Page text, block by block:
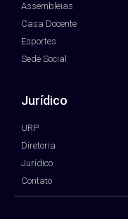
Assembleias
Casa Docente
Esportes
Sede Social
Jurídico
URP
Diretoria
Jurídico
Contato